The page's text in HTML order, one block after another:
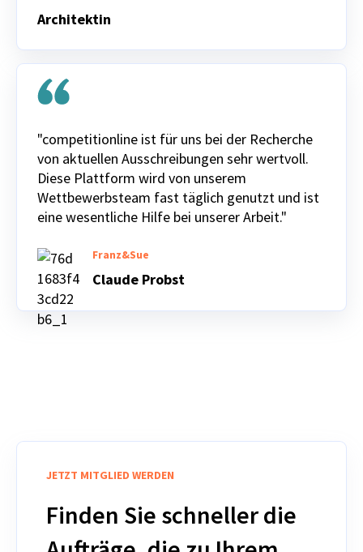
Architektin
"competitionline ist für uns bei der Recherche
von aktuellen Ausschreibungen sehr wertvoll.
Diese Plattform wird von unserem
Wettbewerbsteam fast täglich genutzt und ist
eine wesentliche Hilfe bei unserer Arbeit."
Franz&Sue
Claude Probst
JETZT MITGLIED WERDEN
Finden Sie schneller die